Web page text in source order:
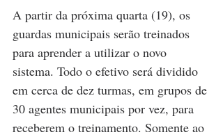
A partir da próxima quarta (19), os
guardas municipais serão treinados
para aprender a utilizar o novo
sistema. Todo o efetivo será dividido
em cerca de dez turmas, em grupos de
30 agentes municipais por vez, para
receberem o treinamento. Somente ao